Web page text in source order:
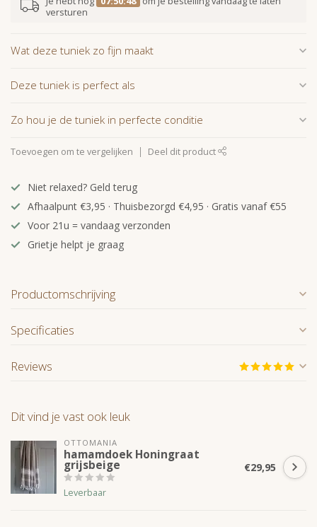
versturen
Wat deze tuniek zo fijn maakt
Deze tuniek is perfect als
Zo hou je de tuniek in perfecte conditie
Toevoegen om te vergelijken Deel dit product
Niet relaxed? Geld terug
Afhaalpunt €3,95 · Thuisbezorgd €4,95 · Gratis vanaf €55
Voor 21u = vandaag verzonden
Grietje helpt je graag
Productomschrijving
Specificaties
Reviews
Dit vind je vast ook leuk
OTTOMANIA
hamamdoek Honingraat
grijsbeige
Leverbaar
€29,95